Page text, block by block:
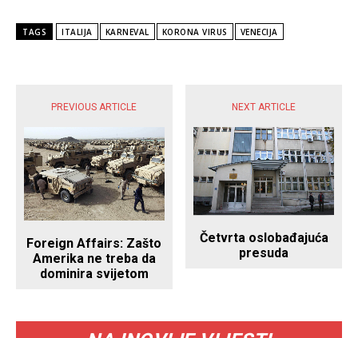
TAGS ITALIJA KARNEVAL KORONA VIRUS VENECIJA
PREVIOUS ARTICLE
Foreign Affairs: Zašto
Amerika ne treba da
dominira svijetom
NEXT ARTICLE
Četvrta oslobađajuća
presuda